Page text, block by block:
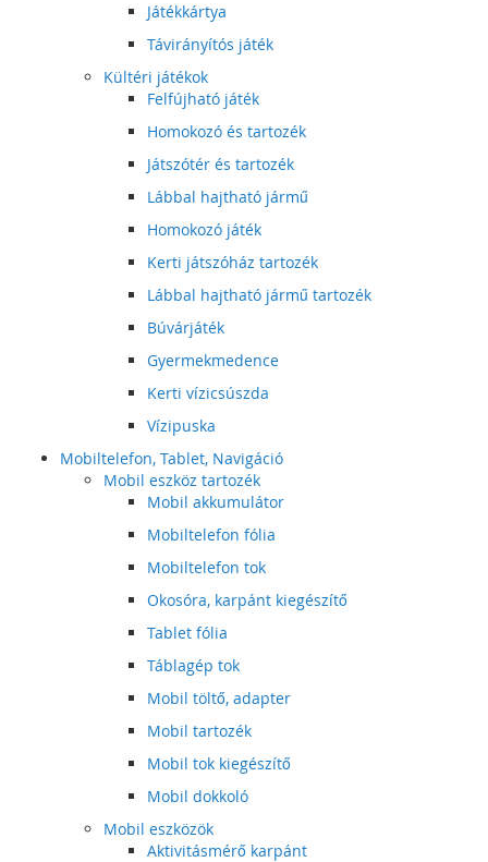
Játékkártya
Távirányítós játék
Kültéri játékok
Felfújható játék
Homokozó és tartozék
Játszótér és tartozék
Lábbal hajtható jármű
Homokozó játék
Kerti játszóház tartozék
Lábbal hajtható jármű tartozék
Búvárjáték
Gyermekmedence
Kerti vízicsúszda
Vízipuska
Mobiltelefon, Tablet, Navigáció
Mobil eszköz tartozék
Mobil akkumulátor
Mobiltelefon fólia
Mobiltelefon tok
Okosóra, karpánt kiegészítő
Tablet fólia
Táblagép tok
Mobil töltő, adapter
Mobil tartozék
Mobil tok kiegészítő
Mobil dokkoló
Mobil eszközök
Aktivitásmérő karpánt